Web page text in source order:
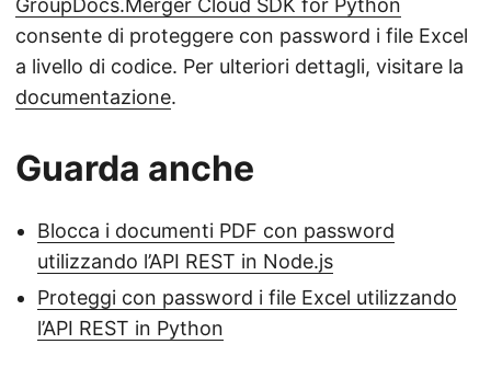
GroupDocs.Merger Cloud SDK for Python
consente di proteggere con password i file Excel
a livello di codice. Per ulteriori dettagli, visitare la
documentazione.
Guarda anche
Blocca i documenti PDF con password
utilizzando l’API REST in Node.js
Proteggi con password i file Excel utilizzando
l’API REST in Python